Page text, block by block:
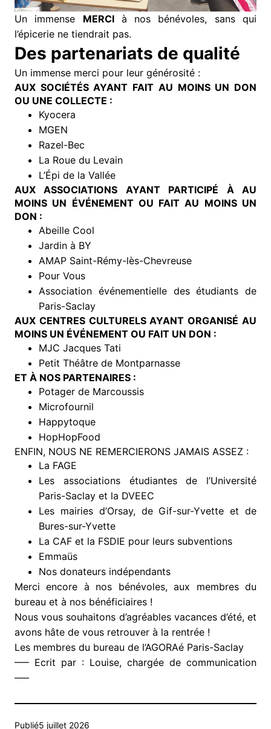
Un immense MERCIà nos bénévoles, sans qui
l’épicerie ne tiendrait pas.
Des partenariats de qualité
Un immense merci pour leur générosité :
AUX SOCIÉTÉS AYANT FAIT AU MOINS UN DON
OU UNE COLLECTE :
Kyocera
MGEN
Razel-Bec
La Roue du Levain
L’Épi de la Vallée
AUX ASSOCIATIONS AYANT PARTICIPÉ À AU
MOINS UN ÉVÉNEMENT OU FAIT AU MOINS UN
DON :
Abeille Cool
Jardin à BY
AMAP Saint-Rémy-lès-Chevreuse
Pour Vous
Association événementielle des étudiants de
Paris-Saclay
AUX CENTRES CULTURELS AYANT ORGANISÉ AU
MOINS UN ÉVÉNEMENT OU FAIT UN DON :
MJC Jacques Tati
Petit Théâtre de Montparnasse
ET À NOS PARTENAIRES :
Potager de Marcoussis
Microfournil
Happytoque
HopHopFood
ENFIN, NOUS NE REMERCIERONS JAMAIS ASSEZ :
La FAGE
Les associations étudiantes de l’Université
Paris-Saclay et la DVEEC
Les mairies d’Orsay, de Gif-sur-Yvette et de
Bures-sur-Yvette
La CAF et la FSDIE pour leurs subventions
Emmaüs
Nos donateurs indépendants
Merci encore à nos bénévoles, aux membres du
bureau et à nos bénéficiaires !
Nous vous souhaitons d’agréables vacances d’été, et
avons hâte de vous retrouver à la rentrée !
Les membres du bureau de l’AGORAé Paris-Saclay
—– Ecrit par : Louise, chargée de communication
—–
Publié5 juillet 2026